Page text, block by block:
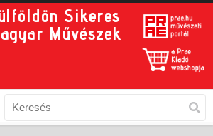
Sikeres
Művészek